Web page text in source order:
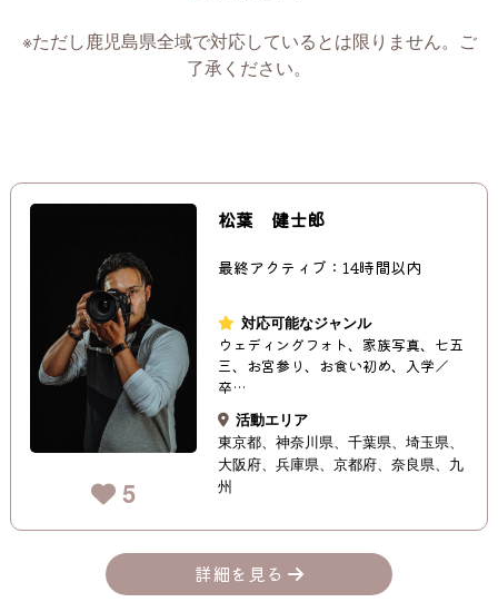
※ただし鹿児島県全域で対応しているとは限りません。ご
了承ください。
5
松葉 健士郎
最終アクティブ：14時間以内
対応可能なジャンル
ウェディングフォト、家族写真、七五
三、お宮参り、お食い初め、入学／
卒…
活動エリア
東京都
神奈川県 千葉県
埼玉県
大阪府
兵庫県 京都府 奈良県
九
州
詳細を見る